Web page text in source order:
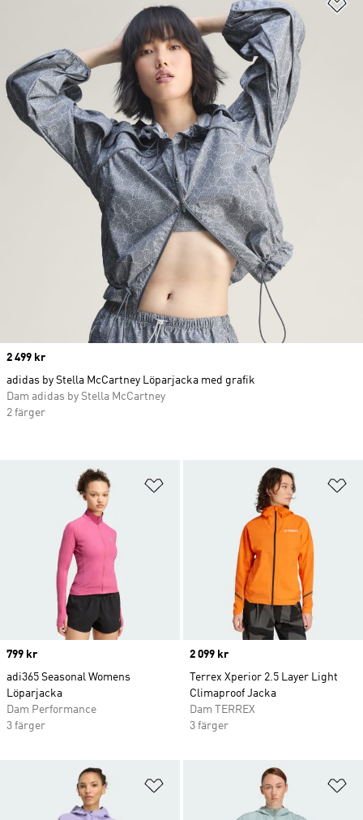
Lägg till på önskelistan
Price
799 kr
adi365 Seasonal Womens
Löparjacka
Dam Performance
3 färger
Price
2 099 kr
Terrex Xperior 2.5 Layer Light
Climaproof Jacka
Dam TERREX
3 färger
Lägg till på önskelistan
Price
2 499 kr
adidas by Stella McCartney Löparjacka med grafik
Dam adidas by Stella McCartney
2 färger